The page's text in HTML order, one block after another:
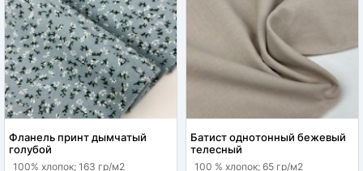
Фланель принт дымчатый
голубой
100% хлопок; 163 гр/м2
Батист однотонный бежевый
телесный
100 % хлопок; 65 гр/м2